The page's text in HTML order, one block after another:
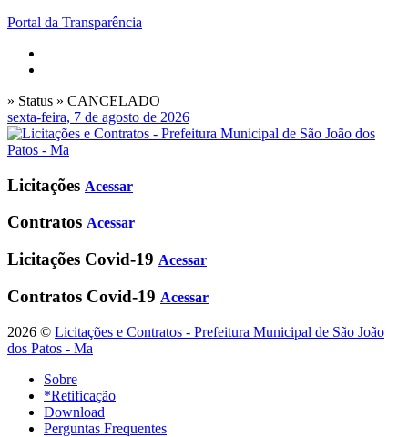
Portal da Transparência
» Status » CANCELADO
sexta-feira, 7 de agosto de 2026
Licitações Acessar
Contratos Acessar
Licitações Covid-19 Acessar
Contratos Covid-19 Acessar
2026 © Licitações e Contratos - Prefeitura Municipal de São João
dos Patos - Ma
Sobre
*Retificação
Download
Perguntas Frequentes